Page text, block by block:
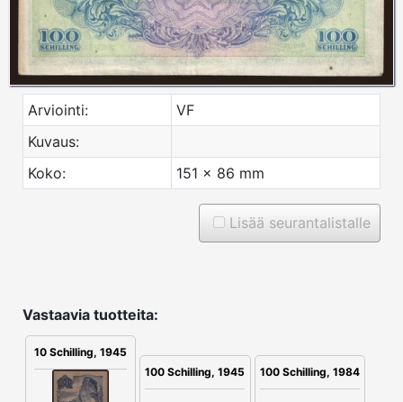
Arviointi:
VF
Kuvaus:
Koko:
151 x 86 mm
Lisää seurantalistalle
Vastaavia tuotteita:
10 Schilling, 1945
100 Schilling, 1945
100 Schilling, 1984